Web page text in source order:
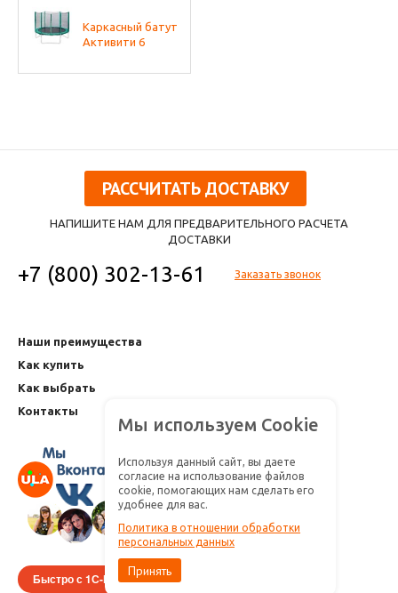
Каркасный батут
Активити 6
РАССЧИТАТЬ ДОСТАВКУ
НАПИШИТЕ НАМ ДЛЯ ПРЕДВАРИТЕЛЬНОГО РАСЧЕТА
ДОСТАВКИ
+7 (800) 302-13-61 Заказать звонок
Наши преимущества
Как купить
Как выбрать
Контакты
Быстро с 1С-Битрикс
Мы используем Cookie
Используя данный сайт, вы даете
согласие на использование файлов
cookie, помогающих нам сделать его
удобнее для вас.
Политика в отношении обработки
персональных данных
Принять